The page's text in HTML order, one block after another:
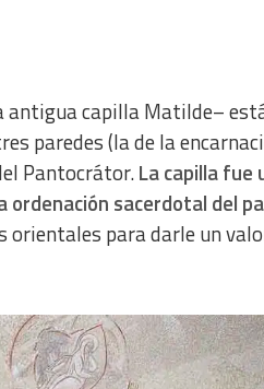
antigua capilla Matilde–
paredes (la de la
Pantocrátor.La capilla fue
ordenación sacerdotal del
orientales para darle un